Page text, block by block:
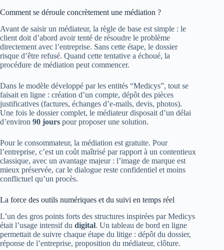
Comment se déroule concrètement une médiation ?
Avant de saisir un médiateur, la règle de base est simple : le
client doit d’abord avoir tenté de résoudre le problème
directement avec l’entreprise. Sans cette étape, le dossier
risque d’être refusé. Quand cette tentative a échoué, la
procédure de médiation peut commencer.
Dans le modèle développé par les entités “Medicys”, tout se
faisait en ligne : création d’un compte, dépôt des pièces
justificatives (factures, échanges d’e‑mails, devis, photos).
Une fois le dossier complet, le médiateur disposait d’un délai
d’environ 90 jours pour proposer une solution.
Pour le consommateur, la médiation est gratuite. Pour
l’entreprise, c’est un coût maîtrisé par rapport à un contentieux
classique, avec un avantage majeur : l’image de marque est
mieux préservée, car le dialogue reste confidentiel et moins
conflictuel qu’un procès.
La force des outils numériques et du suivi en temps réel
L’un des gros points forts des structures inspirées par Medicys
était l’usage intensif du digital. Un tableau de bord en ligne
permettait de suivre chaque étape du litige : dépôt du dossier,
réponse de l’entreprise, proposition du médiateur, clôture.